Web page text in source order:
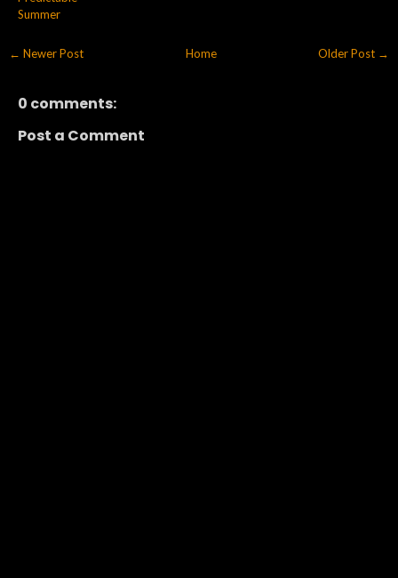
Summer
← Newer Post Older Post →
Home
0 comments:
Post a Comment